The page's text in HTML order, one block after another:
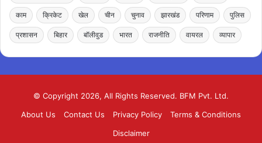
काम क्रिकेट खेल चीन चुनाव झारखंड परिणाम पुलिस
प्रशासन बिहार बॉलीवुड भारत राजनीति वायरल व्यापार
© Copyright 2026, All Rights Reserved. BFM Pvt. Ltd.
About Us
Contact Us Privacy Policy
Terms & Conditions
Disclaimer